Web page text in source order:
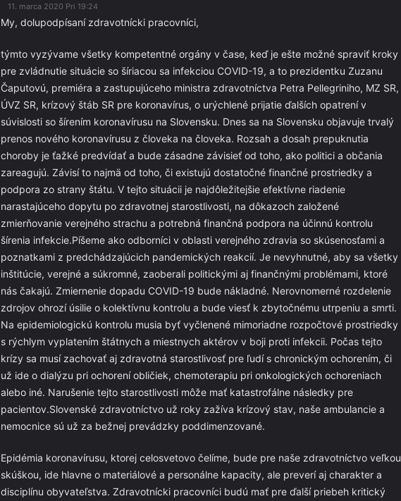
11. marca 2020 Pri 19:24
My, dolupodpísaní zdravotnícki pracovníci,
týmto vyzývame všetky kompetentné orgány v čase, keď je ešte možné spraviť kroky
pre zvládnutie situácie so šíriacou sa infekciou COVID-19, a to prezidentku Zuzanu
Čaputovú, premiéra a zastupujúceho ministra zdravotníctva Petra Pellegriniho, MZ SR,
ÚVZ SR, krízový štáb SR pre koronavírus, o urýchlené prijatie ďalších opatrení v
súvislosti so šírením koronavírusu na Slovensku. Dnes sa na Slovensku objavuje trvalý
prenos nového koronavírusu z človeka na človeka. Rozsah a dosah prepuknutia
choroby je ťažké predvídať a bude zásadne závisieť od toho, ako politici a občania
zareagujú. Závisí to najmä od toho, či existujú dostatočné finančné prostriedky a
podpora zo strany štátu. V tejto situácii je najdôležitejšie efektívne riadenie
narastajúceho dopytu po zdravotnej starostlivosti, na dôkazoch založené
zmierňovanie verejného strachu a potrebná finančná podpora na účinnú kontrolu
šírenia infekcie.Píšeme ako odborníci v oblasti verejného zdravia so skúsenosťami a
poznatkami z predchádzajúcich pandemických reakcií. Je nevyhnutné, aby sa všetky
inštitúcie, verejné a súkromné, zaoberali politickými aj finančnými problémami, ktoré
nás čakajú. Zmiernenie dopadu COVID-19 bude nákladné. Nerovnomerné rozdelenie
zdrojov ohrozí úsilie o kolektívnu kontrolu a bude viesť k zbytočnému utrpeniu a smrti.
Na epidemiologickú kontrolu musia byť vyčlenené mimoriadne rozpočtové prostriedky
s rýchlym vyplatením štátnych a miestnych aktérov v boji proti infekcii. Počas tejto
krízy sa musí zachovať aj zdravotná starostlivosť pre ľudí s chronickým ochorením, či
už ide o dialýzu pri ochorení obličiek, chemoterapiu pri onkologických ochoreniach
alebo iné. Narušenie tejto starostlivosti môže mať katastrofálne následky pre
pacientov.Slovenské zdravotníctvo už roky zažíva krízový stav, naše ambulancie a
nemocnice sú už za bežnej prevádzky poddimenzované.
Epidémia koronavírusu, ktorej celosvetovo čelíme, bude pre naše zdravotníctvo veľkou
skúškou, ide hlavne o materiálové a personálne kapacity, ale preverí aj charakter a
disciplínu obyvateľstva. Zdravotnícki pracovníci budú mať pre ďalší priebeh kritický